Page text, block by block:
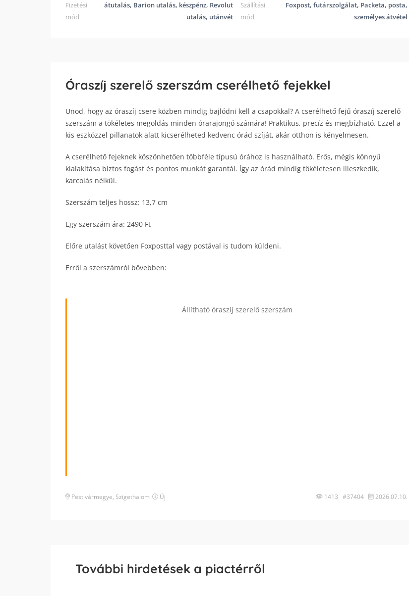
Fizetési
mód
átutalás, Barion utalás, készpénz, Revolut
utalás, utánvét
Szállítási
mód
Foxpost, futárszolgálat, Packeta, posta,
személyes átvétel
Óraszíj szerelő szerszám cserélhető fejekkel
Unod, hogy az óraszíj csere közben mindig bajlódni kell a csapokkal? A cserélhető fejű óraszíj szerelő
szerszám a tökéletes megoldás minden órarajongó számára! Praktikus, precíz és megbízható. Ezzel a
kis eszközzel pillanatok alatt kicserélheted kedvenc órád szíját, akár otthon is kényelmesen.
A cserélhető fejeknek köszönhetően többféle típusú órához is használható. Erős, mégis könnyű
kialakítása biztos fogást és pontos munkát garantál. Így az órád mindig tökéletesen illeszkedik,
karcolás nélkül.
Szerszám teljes hossz: 13,7 cm
Egy szerszám ára: 2490 Ft
Előre utalást követően Foxposttal vagy postával is tudom küldeni.
Erről a szerszámról bővebben:
Állítható óraszíj szerelő szerszám
Pest vármegye, Szigethalom Új 1413 #37404 2026.07.10.
További hirdetések a piactérről